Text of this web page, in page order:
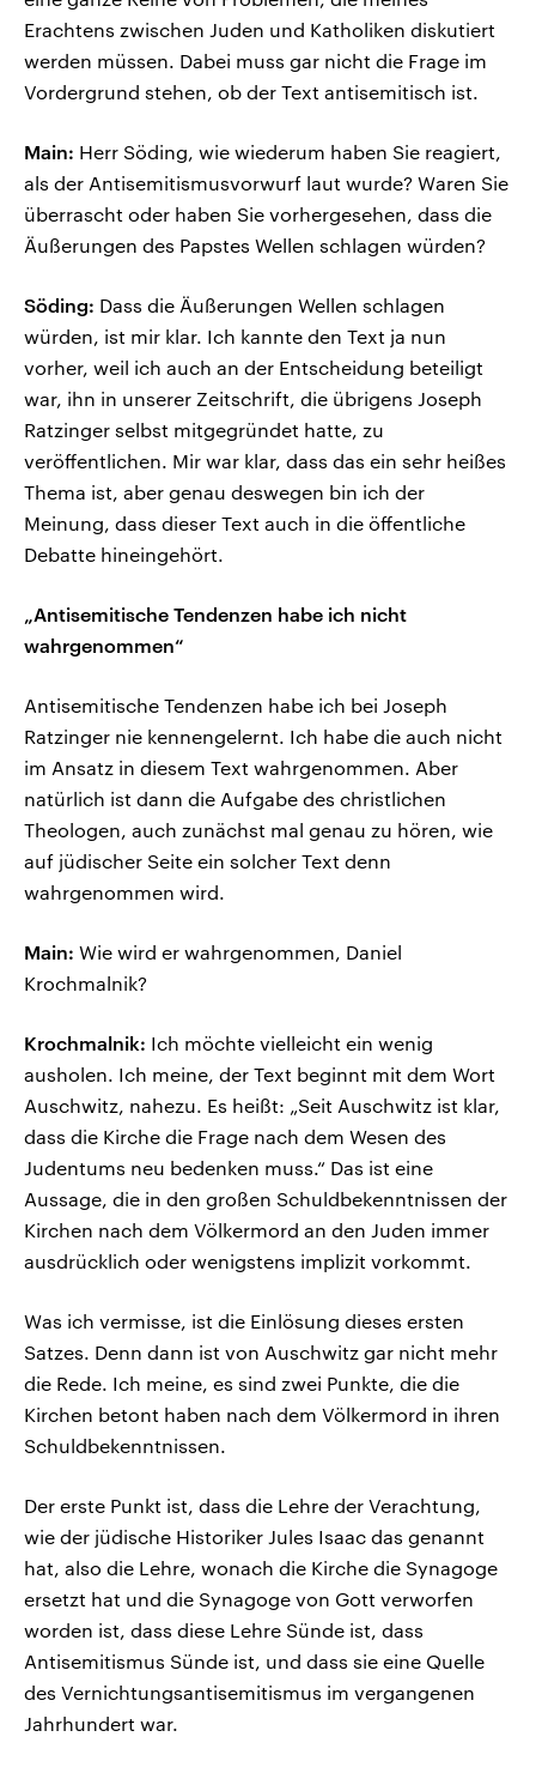
Erachtens zwischen Juden und Katholiken diskutiert
werden müssen. Dabei muss gar nicht die Frage im
Vordergrund stehen, ob der Text antisemitisch ist.
Main: Herr Söding, wie wiederum haben Sie reagiert,
als der Antisemitismusvorwurf laut wurde? Waren Sie
überrascht oder haben Sie vorhergesehen, dass die
Äußerungen des Papstes Wellen schlagen würden?
Söding: Dass die Äußerungen Wellen schlagen
würden, ist mir klar. Ich kannte den Text ja nun
vorher, weil ich auch an der Entscheidung beteiligt
war, ihn in unserer Zeitschrift, die übrigens Joseph
Ratzinger selbst mitgegründet hatte, zu
veröffentlichen. Mir war klar, dass das ein sehr heißes
Thema ist, aber genau deswegen bin ich der
Meinung, dass dieser Text auch in die öffentliche
Debatte hineingehört.
„Antisemitische Tendenzen habe ich nicht
wahrgenommen“
Antisemitische Tendenzen habe ich bei Joseph
Ratzinger nie kennengelernt. Ich habe die auch nicht
im Ansatz in diesem Text wahrgenommen. Aber
natürlich ist dann die Aufgabe des christlichen
Theologen, auch zunächst mal genau zu hören, wie
auf jüdischer Seite ein solcher Text denn
wahrgenommen wird.
Main: Wie wird er wahrgenommen, Daniel
Krochmalnik?
Krochmalnik: Ich möchte vielleicht ein wenig
ausholen. Ich meine, der Text beginnt mit dem Wort
Auschwitz, nahezu. Es heißt: „Seit Auschwitz ist klar,
dass die Kirche die Frage nach dem Wesen des
Judentums neu bedenken muss.“ Das ist eine
Aussage, die in den großen Schuldbekenntnissen der
Kirchen nach dem Völkermord an den Juden immer
ausdrücklich oder wenigstens implizit vorkommt.
Was ich vermisse, ist die Einlösung dieses ersten
Satzes. Denn dann ist von Auschwitz gar nicht mehr
die Rede. Ich meine, es sind zwei Punkte, die die
Kirchen betont haben nach dem Völkermord in ihren
Schuldbekenntnissen.
Der erste Punkt ist, dass die Lehre der Verachtung,
wie der jüdische Historiker Jules Isaac das genannt
hat, also die Lehre, wonach die Kirche die Synagoge
ersetzt hat und die Synagoge von Gott verworfen
worden ist, dass diese Lehre Sünde ist, dass
Antisemitismus Sünde ist, und dass sie eine Quelle
des Vernichtungsantisemitismus im vergangenen
Jahrhundert war.